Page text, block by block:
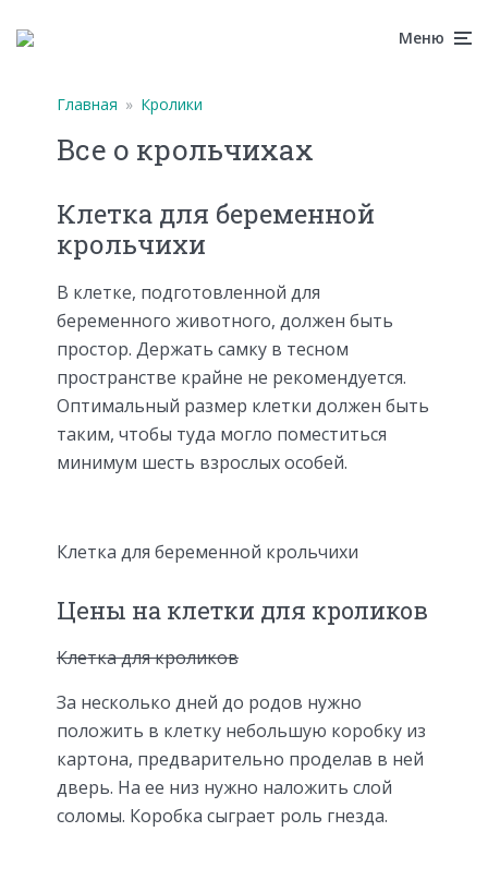
Меню
Главная » Кролики
Все о крольчихах
Клетка для беременной
крольчихи
В клетке, подготовленной для
беременного животного, должен быть
простор. Держать самку в тесном
пространстве крайне не рекомендуется.
Оптимальный размер клетки должен быть
таким, чтобы туда могло поместиться
минимум шесть взрослых особей.
Клетка для беременной крольчихи
Цены на клетки для кроликов
Клетка для кроликов
За несколько дней до родов нужно
положить в клетку небольшую коробку из
картона, предварительно проделав в ней
дверь. На ее низ нужно наложить слой
соломы. Коробка сыграет роль гнезда.